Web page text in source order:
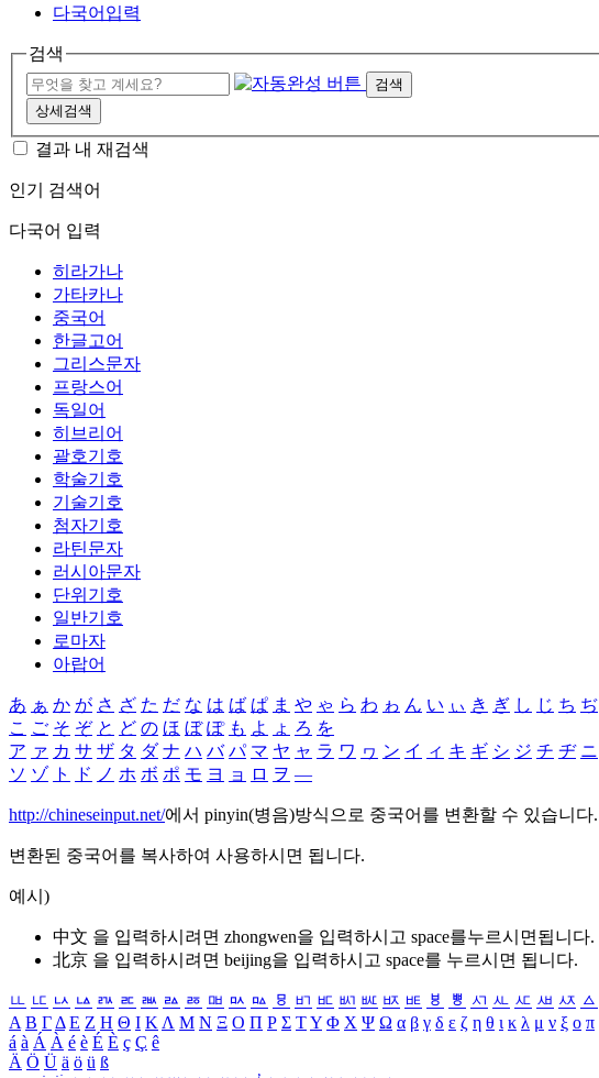
다국어입력
검색
검색
상세검색
결과 내 재검색
인기 검색어
다국어 입력
히라가나
가타카나
중국어
한글고어
그리스문자
프랑스어
독일어
히브리어
괄호기호
학술기호
기술기호
첨자기호
라틴문자
러시아문자
단위기호
일반기호
로마자
아랍어
あ ぁ か が さ ざ た だ な は ば ぱ ま や ゃ ら わ ゎ ん い ぃ き ぎ し じ ち ぢ
こ ご そ ぞ と ど の ほ ぼ ぽ も よ ょ ろ を
ア ァ カ サ ザ タ ダ ナ ハ バ パ マ ヤ ャ ラ ワ ヮ ン イ ィ キ ギ シ ジ チ ヂ ニ
ソ ゾ ト ド ノ ホ ボ ポ モ ヨ ョ ロ ヲ ―
http://chineseinput.net/에서 pinyin(병음)방식으로 중국어를 변환할 수 있습니다.
변환된 중국어를 복사하여 사용하시면 됩니다.
예시)
中文 을 입력하시려면 zhongwen을 입력하시고 space를누르시면됩니다.
北京 을 입력하시려면 beijing을 입력하시고 space를 누르시면 됩니다.
ㅥ ㅦ ㅧ ㅨ ㅩ ㅪ ㅫ ㅬ ㅭ ㅮ ㅯ ㅰ ㅱ ㅲ ㅳ ㅴ ㅵ ㅶ ㅷ ㅸ ㅹ ㅺ ㅻ ㅼ ㅽ ㅾ ㅿ
Α Β ΓΔ Ε Ζ Η Θ Ι ΚΛ Μ Ν Ξ Ο Π Ρ Σ ΤΥ Φ Χ Ψ Ω α β γ δ ε ζ η θ ι κ λ μ ν ξ ο π
á à Á À é è É È ç Ç ê
Ä Ö Ü ä ö ü ß